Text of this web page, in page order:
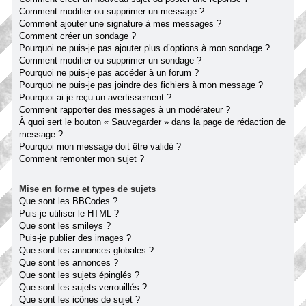
Comment modifier ou supprimer un message ?
Comment ajouter une signature à mes messages ?
Comment créer un sondage ?
Pourquoi ne puis-je pas ajouter plus d’options à mon sondage ?
Comment modifier ou supprimer un sondage ?
Pourquoi ne puis-je pas accéder à un forum ?
Pourquoi ne puis-je pas joindre des fichiers à mon message ?
Pourquoi ai-je reçu un avertissement ?
Comment rapporter des messages à un modérateur ?
À quoi sert le bouton « Sauvegarder » dans la page de rédaction de
message ?
Pourquoi mon message doit être validé ?
Comment remonter mon sujet ?
Mise en forme et types de sujets
Que sont les BBCodes ?
Puis-je utiliser le HTML ?
Que sont les smileys ?
Puis-je publier des images ?
Que sont les annonces globales ?
Que sont les annonces ?
Que sont les sujets épinglés ?
Que sont les sujets verrouillés ?
Que sont les icônes de sujet ?